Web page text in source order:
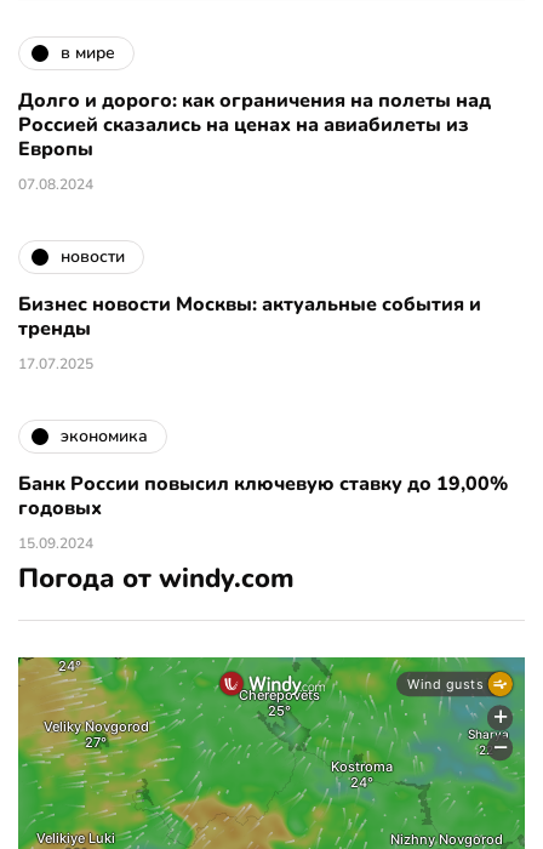
в мире
Долго и дорого: как ограничения на полеты над
Россией сказались на ценах на авиабилеты из
Европы
07.08.2024
новости
Бизнес новости Москвы: актуальные события и
тренды
17.07.2025
экономика
Банк России повысил ключевую ставку до 19,00%
годовых
15.09.2024
Погода от windy.com